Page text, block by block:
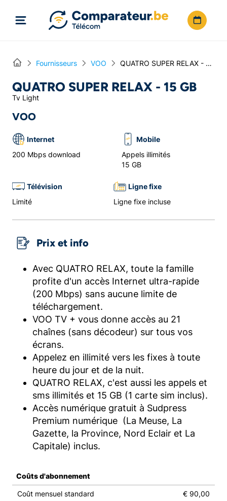
Home Fournisseurs VOO QUATRO SUPER RELAX - 15 GB
QUATRO SUPER RELAX - 15 GB
Tv Light
VOO
Internet
200 Mbps download
Mobile
Appels illimités
15 GB
Télévision
Limité
Ligne fixe
Ligne fixe incluse
Prix et info
Avec QUATRO RELAX, toute la famille
profite d'un accès Internet ultra-rapide
(200 Mbps) sans aucune limite de
téléchargement.
VOO TV + vous donne accès au 21
chaînes (sans décodeur) sur tous vos
écrans.
Appelez en illimité vers les fixes à toute
heure du jour et de la nuit.
QUATRO RELAX, c'est aussi les appels et
sms illimités et 15 GB (1 carte sim inclus).
Accès numérique gratuit à Sudpress
Premium numérique (La Meuse, La
Gazette, la Province, Nord Eclair et La
Capitale) inclus.
Coûts d'abonnement
Coût mensuel standard € 90,00